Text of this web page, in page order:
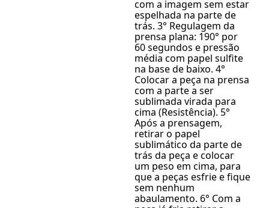
com a imagem sem estar
espelhada na parte de
trás. 3° Regulagem da
prensa plana: 190° por
60 segundos e pressão
média com papel sulfite
na base de baixo. 4°
Colocar a peça na prensa
com a parte a ser
sublimada virada para
cima (Resistência). 5°
Após a prensagem,
retirar o papel
sublimático da parte de
trás da peça e colocar
um peso em cima, para
que a peças esfrie e fique
sem nenhum
abaulamento. 6° Com a